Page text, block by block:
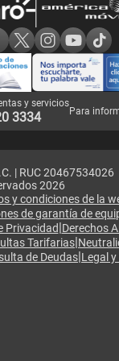
y SE
de Tienda Claro
y servicios
3334 Para
| RUC 20467534026
2026
y condiciones de la
de garantía de
Privacidad|Derechos
Tarifarias|
de Deudas|Legal